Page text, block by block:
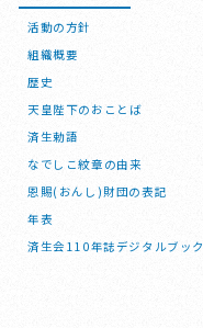
活動の方針
組織概要
歴史
天皇陛下のおことば
済生勅語
なでしこ紋章の由来
恩賜(おんし)財団の表記
年表
済生会110年誌デジタルブック